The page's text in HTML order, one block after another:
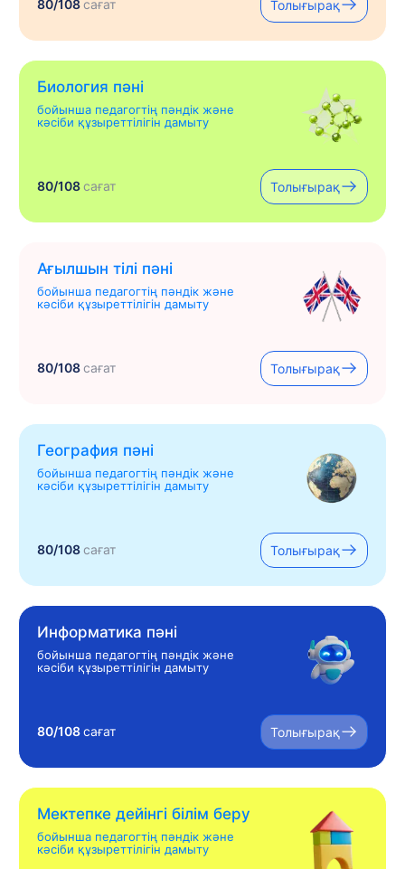
80/108сағат Толығырақ
Биология пәні
бойынша педагогтің пәндік және
кәсіби құзыреттілігін дамыту
80/108сағат Толығырақ
Ағылшын тілі пәні
бойынша педагогтің пәндік және
кәсіби құзыреттілігін дамыту
80/108сағат Толығырақ
География пәні
бойынша педагогтің пәндік және
кәсіби құзыреттілігін дамыту
80/108сағат Толығырақ
Информатика пәні
бойынша педагогтің пәндік және
кәсіби құзыреттілігін дамыту
80/108сағат Толығырақ
Мектепке дейінгі білім беру
бойынша педагогтің пәндік және
кәсіби құзыреттілігін дамыту